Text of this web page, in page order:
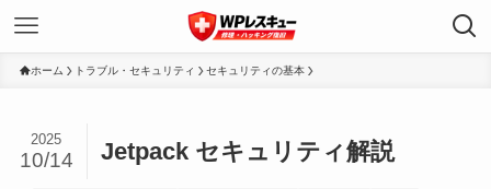
ホーム トラブル・セキュリティ セキュリティの基本
Jetpack セキュリティ解説
2025
10/14